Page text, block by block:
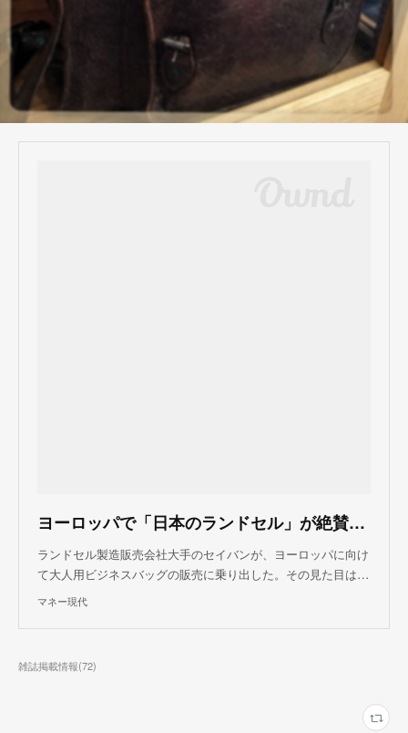
ヨーロッパで「日本のランドセル」が絶賛されている理由（磯部 孝） @moneygendai
ランドセル製造販売会社大手のセイバンが、ヨーロッパに向け
て大人用ビジネスバッグの販売に乗り出した。その見た目は…
マネー現代
雑誌掲載情報(72)